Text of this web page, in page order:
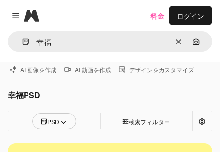
Close menu
Magnific
消去 画像で
料金 ログイン
AI 画像を作成 AI 動画を作成 デザインをカスタマイズ
幸福PSD
PSD 検索フィルター